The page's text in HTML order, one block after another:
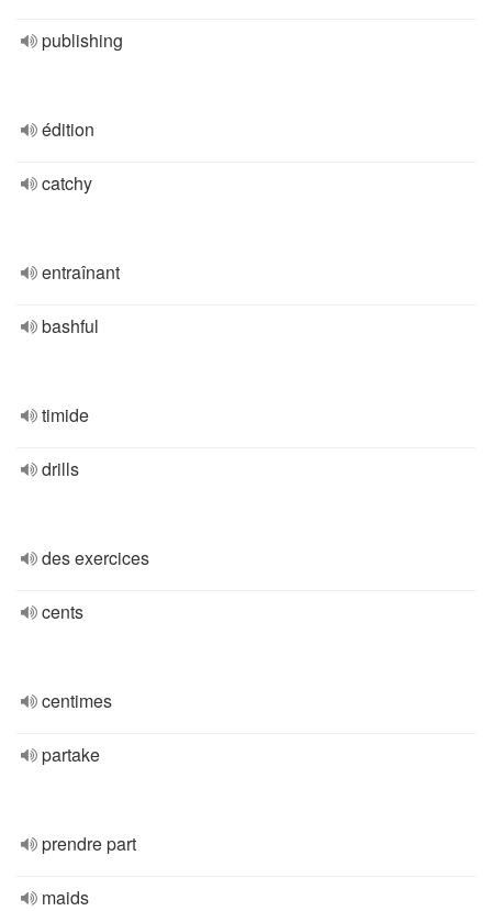
publishing
édition
catchy
entraînant
bashful
timide
drills
des exercices
cents
centimes
partake
prendre part
maids